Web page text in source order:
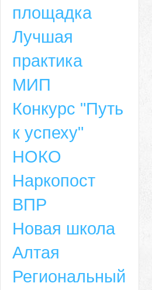
площадка
Лучшая
практика
МИП
Конкурс "Путь
к успеху"
НОКО
Наркопост
ВПР
Новая школа
Алтая
Региональный